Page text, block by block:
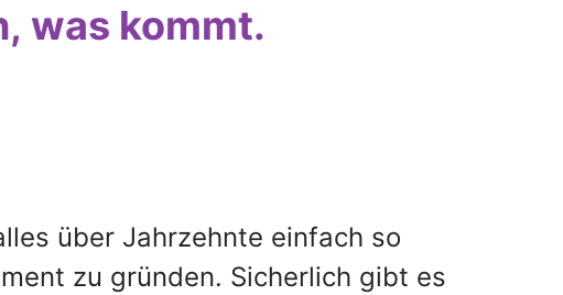
was kommt.
über Jahrzehnte einfach so
zu gründen. Sicherlich gibt es